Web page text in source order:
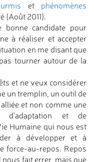
et phénomènes
(Août 2011).
candidate pour
à réaliser et accepter
en me disant que
tourner autour de la
et ne veux considérer
un tremplin, un outil de
et non comme une
d'adaptation et de
Humaine qui nous est
à développer et à
force-au-repos. Repos
fait errer, mais que